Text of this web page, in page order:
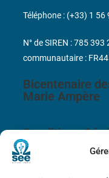
Bicentenaire
Marie Ampère
Conditions
Téléphone : (+33) 1 56
N° de SIREN : 785
communautaire :